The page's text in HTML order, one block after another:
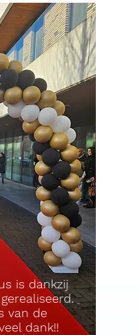
is dankzij
gerealiseerd.
van de
dank!!